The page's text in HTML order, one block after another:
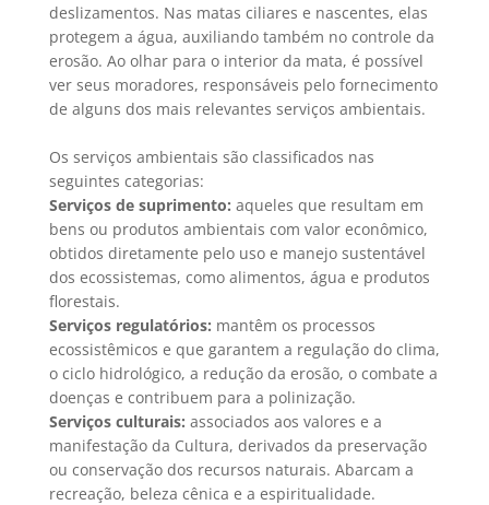
deslizamentos. Nas matas ciliares e nascentes, elas
protegem a água, auxiliando também no controle da
erosão. Ao olhar para o interior da mata, é possível
ver seus moradores, responsáveis pelo fornecimento
de alguns dos mais relevantes serviços ambientais.
Os serviços ambientais são classificados nas
seguintes categorias:
Serviços de suprimento: aqueles que resultam em
bens ou produtos ambientais com valor econômico,
obtidos diretamente pelo uso e manejo sustentável
dos ecossistemas, como alimentos, água e produtos
florestais.
Serviços regulatórios: mantêm os processos
ecossistêmicos e que garantem a regulação do clima,
o ciclo hidrológico, a redução da erosão, o combate a
doenças e contribuem para a polinização.
Serviços culturais: associados aos valores e a
manifestação da Cultura, derivados da preservação
ou conservação dos recursos naturais. Abarcam a
recreação, beleza cênica e a espiritualidade.